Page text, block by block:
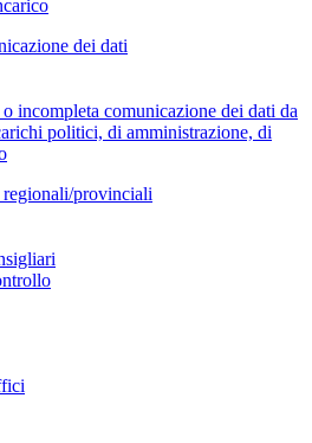
dei dati
incompleta comunicazione dei dati da
politici, di amministrazione, di
provinciali